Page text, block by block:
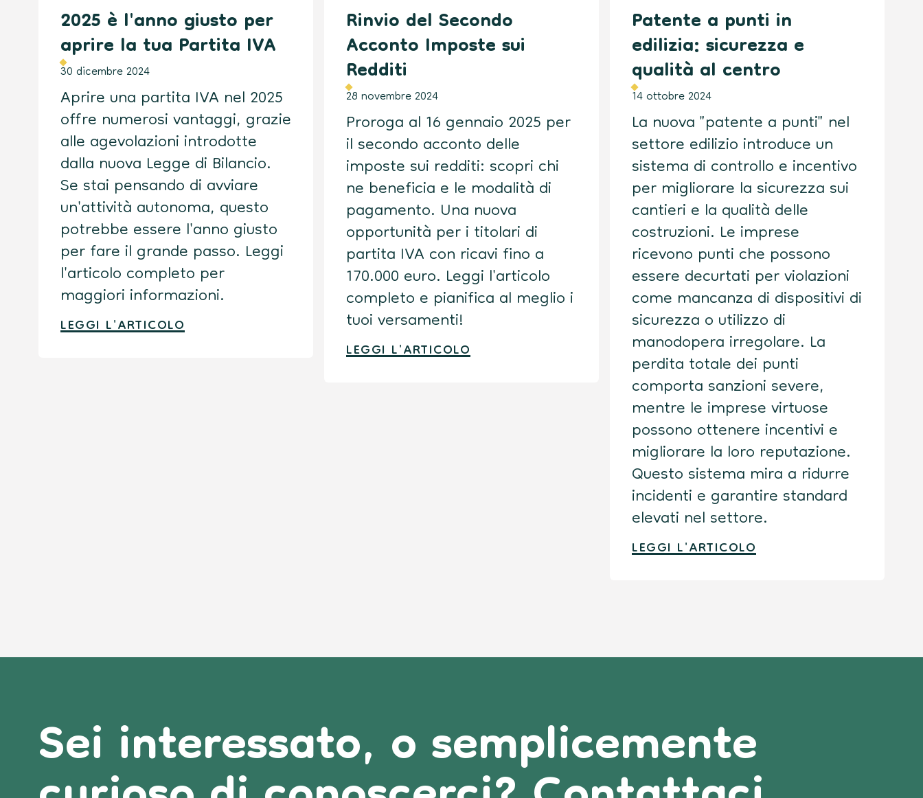
2025 è l'anno giusto per
aprire la tua Partita IVA
30 dicembre 2024
Aprire una partita IVA nel 2025
offre numerosi vantaggi, grazie
alle agevolazioni introdotte
dalla nuova Legge di Bilancio.
Se stai pensando di avviare
un'attività autonoma, questo
potrebbe essere l'anno giusto
per fare il grande passo. Leggi
l'articolo completo per
maggiori informazioni.
LEGGI L'ARTICOLO
Rinvio del Secondo
Acconto Imposte sui
Redditi
28 novembre 2024
Proroga al 16 gennaio 2025 per
il secondo acconto delle
imposte sui redditi: scopri chi
ne beneficia e le modalità di
pagamento. Una nuova
opportunità per i titolari di
partita IVA con ricavi fino a
170.000 euro. Leggi l'articolo
completo e pianifica al meglio i
tuoi versamenti!
LEGGI L'ARTICOLO
Patente a punti in
edilizia: sicurezza e
qualità al centro
14 ottobre 2024
La nuova "patente a punti" nel
settore edilizio introduce un
sistema di controllo e incentivo
per migliorare la sicurezza sui
cantieri e la qualità delle
costruzioni. Le imprese
ricevono punti che possono
essere decurtati per violazioni
come mancanza di dispositivi di
sicurezza o utilizzo di
manodopera irregolare. La
perdita totale dei punti
comporta sanzioni severe,
mentre le imprese virtuose
possono ottenere incentivi e
migliorare la loro reputazione.
Questo sistema mira a ridurre
incidenti e garantire standard
elevati nel settore.
LEGGI L'ARTICOLO
Sei interessato, o semplicemente